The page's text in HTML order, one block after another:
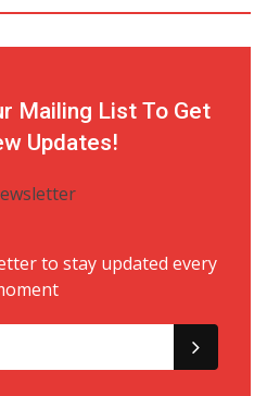
Mailing List To Get
Updates!
to stay updated every